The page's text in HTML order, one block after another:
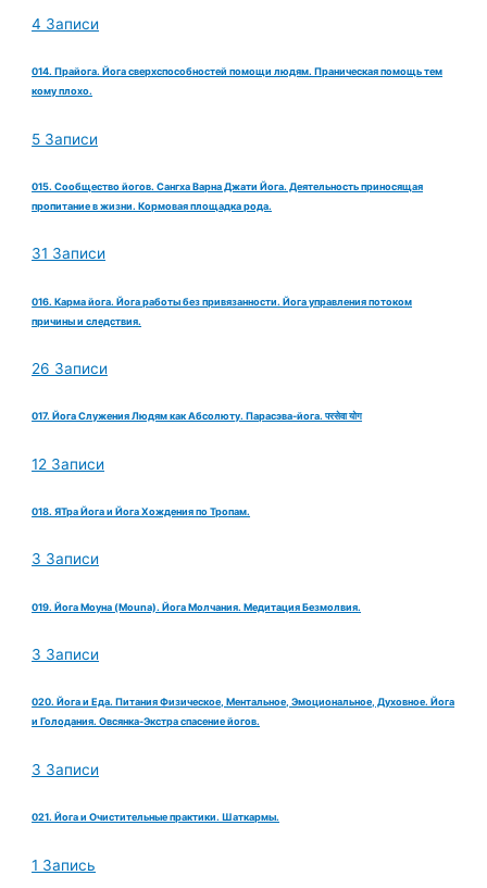
4 Записи
014. Прайога. Йога сверхспособностей помощи людям. Праническая помощь тем
кому плохо.
5 Записи
015. Сообщество йогов. Сангха Варна Джати Йога. Деятельность приносящая
пропитание в жизни. Кормовая площадка рода.
31 Записи
016. Карма йога. Йога работы без привязанности. Йога управления потоком
причины и следствия.
26 Записи
017. Йога Служения Людям как Абсолюту. Парасэва-йога. परसेवा योग
12 Записи
018. ЯТра Йога и Йога Хождения по Тропам.
3 Записи
019. Йога Моуна (Mouna). Йога Молчания. Медитация Безмолвия.
3 Записи
020. Йога и Еда. Питания Физическое, Ментальное, Эмоциональное, Духовное. Йога
и Голодания. Овсянка-Экстра спасение йогов.
3 Записи
021. Йога и Очистительные практики. Шаткармы.
1 Запись